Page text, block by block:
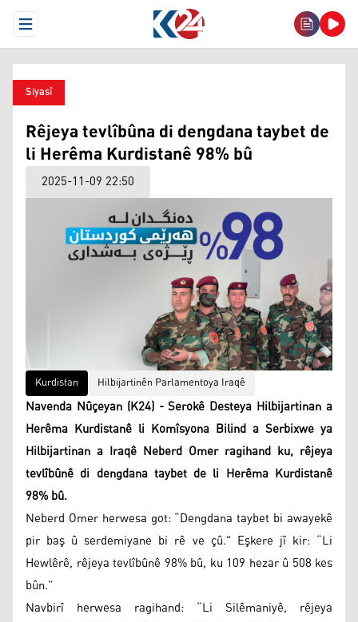
Open Menu
Siyasî
Rêjeya tevlîbûna di dengdana taybet de
li Herêma Kurdistanê 98% bû
2025-11-09 22:50
Kurdistan Hilbijartinên Parlamentoya Iraqê
Navenda Nûçeyan (K24) - Serokê Desteya Hilbijartinan a
Herêma Kurdistanê li Komîsyona Bilind a Serbixwe ya
Hilbijartinan a Iraqê Neberd Omer ragihand ku, rêjeya
tevlîbûnê di dengdana taybet de li Herêma Kurdistanê
98% bû.
Neberd Omer herwesa got: “Dengdana taybet bi awayekê
pir baş û serdemiyane bi rê ve çû." Eşkere jî kir: “Li
Hewlêrê, rêjeya tevlîbûnê 98% bû, ku 109 hezar û 508 kes
bûn.”
Navbirî herwesa ragihand: “Li Silêmaniyê, rêjeya